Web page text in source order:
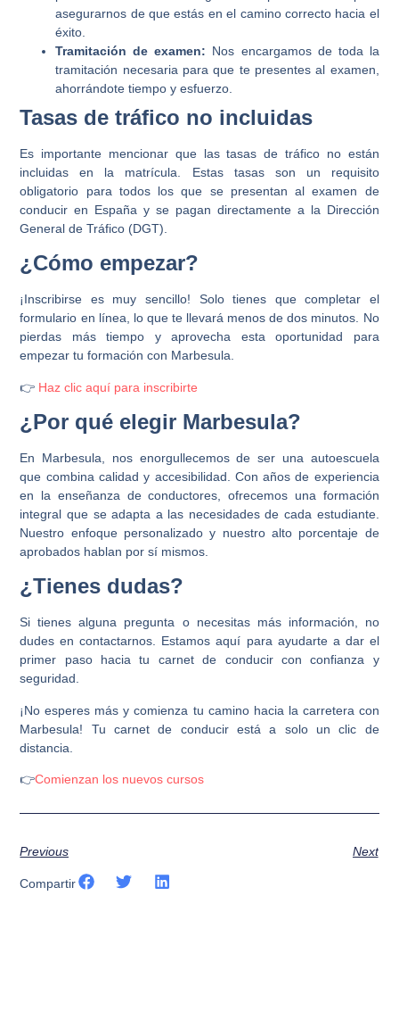
asegurarnos de que estás en el camino correcto hacia el
éxito.
Tramitación de examen: Nos encargamos de toda la
tramitación necesaria para que te presentes al examen,
ahorrándote tiempo y esfuerzo.
Tasas de tráfico no incluidas
Es importante mencionar que las tasas de tráfico no están
incluidas en la matrícula. Estas tasas son un requisito
obligatorio para todos los que se presentan al examen de
conducir en España y se pagan directamente a la Dirección
General de Tráfico (DGT).
¿Cómo empezar?
¡Inscribirse es muy sencillo! Solo tienes que completar el
formulario en línea, lo que te llevará menos de dos minutos. No
pierdas más tiempo y aprovecha esta oportunidad para
empezar tu formación con Marbesula.
👉 Haz clic aquí para inscribirte
¿Por qué elegir Marbesula?
En Marbesula, nos enorgullecemos de ser una autoescuela
que combina calidad y accesibilidad. Con años de experiencia
en la enseñanza de conductores, ofrecemos una formación
integral que se adapta a las necesidades de cada estudiante.
Nuestro enfoque personalizado y nuestro alto porcentaje de
aprobados hablan por sí mismos.
¿Tienes dudas?
Si tienes alguna pregunta o necesitas más información, no
dudes en contactarnos. Estamos aquí para ayudarte a dar el
primer paso hacia tu carnet de conducir con confianza y
seguridad.
¡No esperes más y comienza tu camino hacia la carretera con
Marbesula! Tu carnet de conducir está a solo un clic de
distancia.
👉Comienzan los nuevos cursos
Previous Next
Compartir